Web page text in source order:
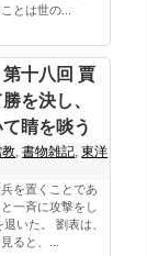
とは世の...
第十八回 賈
を決し、
睛を啖う
教 ,書物雑記 ,東洋
を置くことであ
一斉に攻撃をし
いた。 劉表は、
ると、...